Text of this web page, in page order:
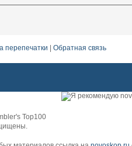
перепечатки Обратная связь